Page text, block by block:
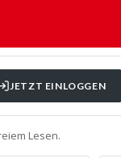
JETZT EINLOGGEN
Lesen.